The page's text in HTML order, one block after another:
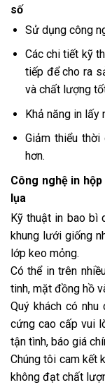
số
Sử dụng công
Các chi tiết kỹ
tiếp để cho ra
và chất lượng
Khả năng in lấy
Giảm thiểu
hơn.
Công nghệ in
lụa
Kỹ thuật in bao bì
khung lưới giống
lớp keo mỏng.
Có thể in trên
tinh, mặt đồng hồ
Quý khách có
cứng cao cấp vui
tận tình, báo giá
Chúng tôi cam kết
không đạt chất